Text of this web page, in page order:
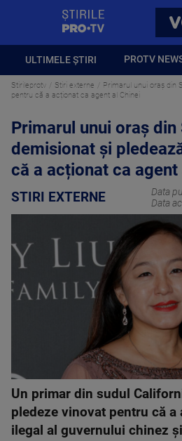
ULTIMELE ȘTIRI PROTV
Stirileprotv Stiri externe
Primarul unui oraș din
pentru că a acționat ca agent al Chinei
Primarul unui oraș din
demisionat și
că a acționat ca agent
STIRI EXTERNE Data
Data
Un primar din sudul
pledeze vinovat pentru că a
ilegal al guvernului chinez